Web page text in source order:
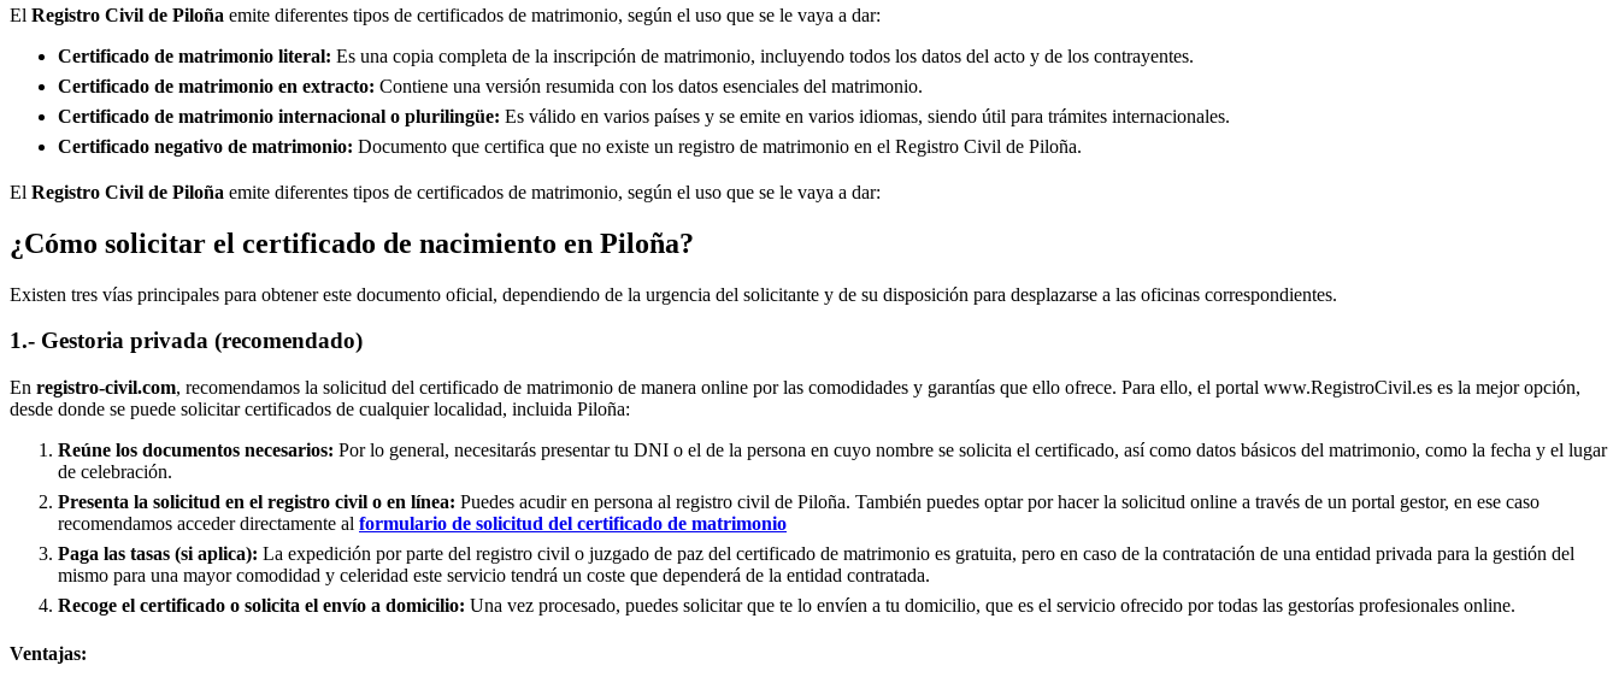
El Registro Civil de Piloña emite diferentes tipos de certificados de matrimonio, según el uso que se le vaya a dar:
Certificado de matrimonio literal: Es una copia completa de la inscripción de matrimonio, incluyendo todos los datos del acto y de los contrayentes.
Certificado de matrimonio en extracto: Contiene una versión resumida con los datos esenciales del matrimonio.
Certificado de matrimonio internacional o plurilingüe: Es válido en varios países y se emite en varios idiomas, siendo útil para trámites internacionales.
Certificado negativo de matrimonio: Documento que certifica que no existe un registro de matrimonio en el Registro Civil de Piloña.
El Registro Civil de Piloña emite diferentes tipos de certificados de matrimonio, según el uso que se le vaya a dar:
¿Cómo solicitar el certificado de nacimiento en Piloña?
Existen tres vías principales para obtener este documento oficial, dependiendo de la urgencia del solicitante y de su disposición para desplazarse a las oficinas correspondientes.
1.- Gestoria privada (recomendado)
En registro-civil.com, recomendamos la solicitud del certificado de matrimonio de manera online por las comodidades y garantías que ello ofrece. Para ello, el portal www.RegistroCivil.es es la mejor opción,
desde donde se puede solicitar certificados de cualquier localidad, incluida Piloña:
Reúne los documentos necesarios: Por lo general, necesitarás presentar tu DNI o el de la persona en cuyo nombre se solicita el certificado, así como datos básicos del matrimonio, como la fecha y el lugar
de celebración.
Presenta la solicitud en el registro civil o en línea: Puedes acudir en persona al registro civil de Piloña. También puedes optar por hacer la solicitud online a través de un portal gestor, en ese caso
recomendamos acceder directamente al formulario de solicitud del certificado de matrimonio
Paga las tasas (si aplica): La expedición por parte del registro civil o juzgado de paz del certificado de matrimonio es gratuita, pero en caso de la contratación de una entidad privada para la gestión del
mismo para una mayor comodidad y celeridad este servicio tendrá un coste que dependerá de la entidad contratada.
Recoge el certificado o solicita el envío a domicilio: Una vez procesado, puedes solicitar que te lo envíen a tu domicilio, que es el servicio ofrecido por todas las gestorías profesionales online.
Ventajas: